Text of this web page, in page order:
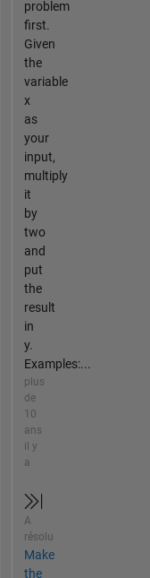
problem
first.
Given
the
variable
x
as
your
input,
multiply
it
by
two
and
put
the
result
in
y.
Examples:...
plus
de
10
ans
il y
a
A
résolu
Make
the